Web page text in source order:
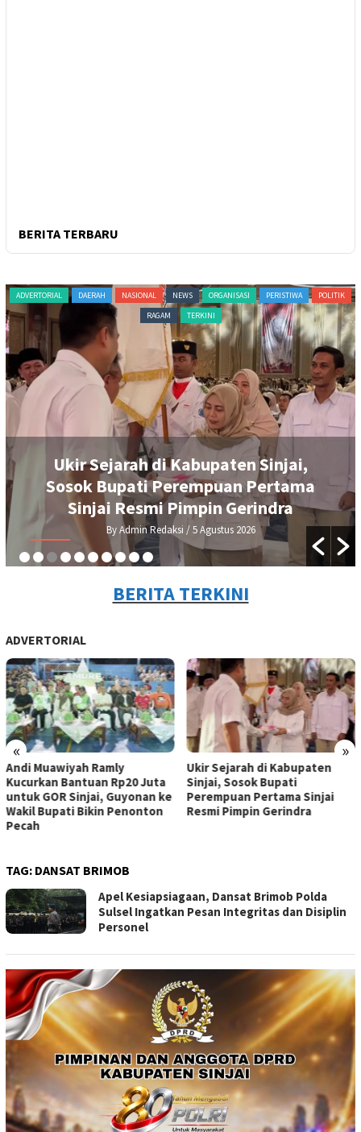
BERITA TERBARU
ADVERTORIAL DAERAH NASIONAL NEWS ORGANISASI PERISTIWA
POLITIK
RAGAM
TERKINI
Ukir Sejarah di Kabupaten Sinjai,
Sosok Bupati Perempuan Pertama
Sinjai Resmi Pimpin Gerindra
By Admin Redaksi / 5 Agustus 2026
BERITA TERKINI
ADVERTORIAL
« »
Andi Muawiyah Ramly
Kucurkan Bantuan Rp20 Juta
untuk GOR Sinjai, Guyonan ke
Wakil Bupati Bikin Penonton
Pecah
Ukir Sejarah di Kabupaten
Sinjai, Sosok Bupati
Perempuan Pertama Sinjai
Resmi Pimpin Gerindra
TAG: DANSAT BRIMOB
Apel Kesiapsiagaan, Dansat Brimob Polda
Sulsel Ingatkan Pesan Integritas dan Disiplin
Personel